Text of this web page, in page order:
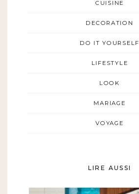
CUISINE
DECORATION
DO IT YOURSELF
LIFESTYLE
LOOK
MARIAGE
VOYAGE
LIRE AUSSI